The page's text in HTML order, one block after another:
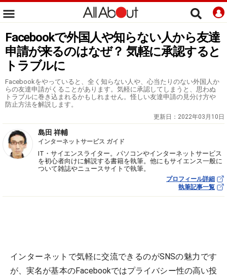
Facebookで外国人や知らない人から友達
申請が来るのはなぜ？ 気軽に承認すると
トラブルに
Facebookをやっていると、全く知らない人や、心当たりのない外国人か
らの友達申請がくることがあります。気軽に承認してしまうと、思わぬ
トラブルに巻き込まれるかもしれません。怪しい友達申請の見分け方や
防止方法を解説します。
更新日： 2022年03月10日
島田 祥輔
インターネットサービス ガイド
IT・サイエンスライター。パソコンやインターネットサービス
を初心者向けに解説する書籍を執筆。他にもサイエンス一般に
ついて雑誌やニュースサイトで執筆。
プロフィール詳細
執筆記事一覧
インターネットで気軽に交流できるのがSNSの魅力です
が、実名が基本のFacebookではプライバシー性の高い投